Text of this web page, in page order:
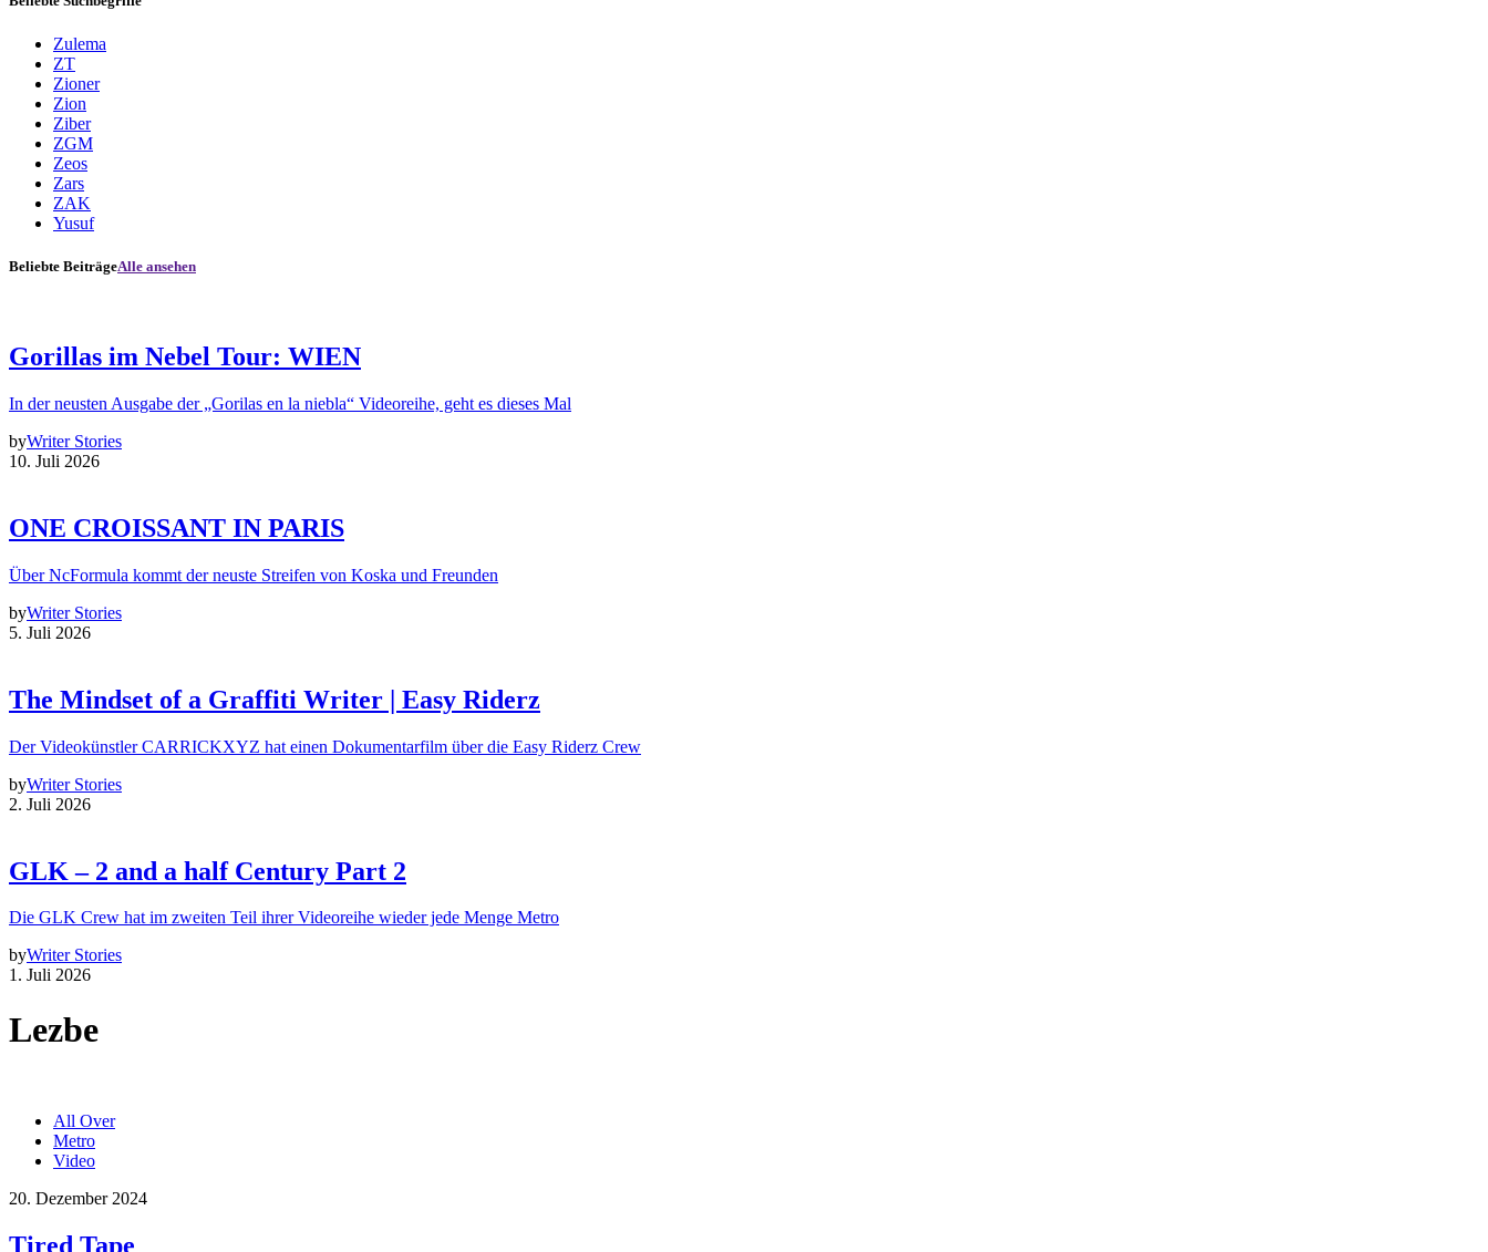
Zulema
ZT
Zioner
Zion
Ziber
ZGM
Zeos
Zars
ZAK
Yusuf
Beliebte BeiträgeAlle ansehen
Gorillas im Nebel Tour: WIEN
In der neusten Ausgabe der „Gorilas en la niebla“ Videoreihe, geht es dieses Mal
byWriter Stories
10. Juli 2026
ONE CROISSANT IN PARIS
Über NcFormula kommt der neuste Streifen von Koska und Freunden
byWriter Stories
5. Juli 2026
The Mindset of a Graffiti Writer | Easy Riderz
Der Videokünstler CARRICKXYZ hat einen Dokumentarfilm über die Easy Riderz Crew
byWriter Stories
2. Juli 2026
GLK – 2 and a half Century Part 2
Die GLK Crew hat im zweiten Teil ihrer Videoreihe wieder jede Menge Metro
byWriter Stories
1. Juli 2026
Lezbe
All Over
Metro
Video
20. Dezember 2024
Tired Tape